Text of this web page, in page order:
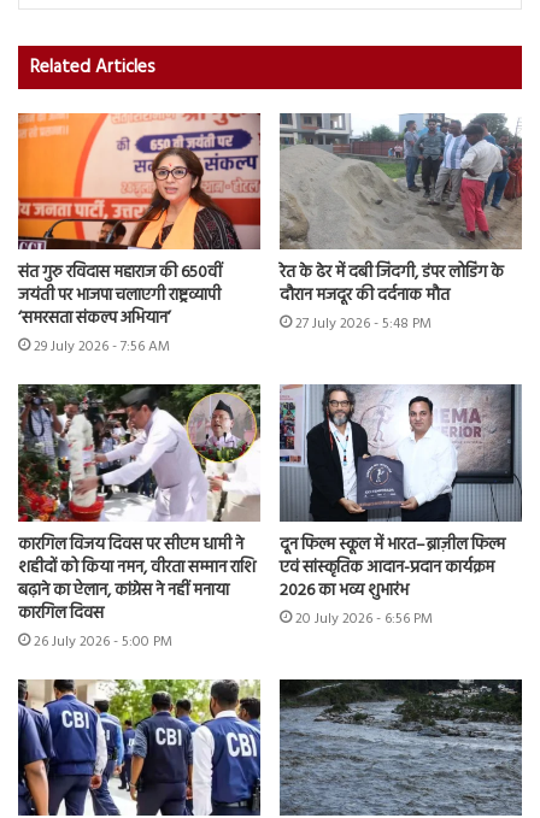
Related Articles
संत गुरु रविदास महाराज की 650वीं
जयंती पर भाजपा चलाएगी राष्ट्रव्यापी
‘समरसता संकल्प अभियान’
29 July 2026 - 7:56 AM
रेत के ढेर में दबी जिंदगी, डंपर लोडिंग के
दौरान मजदूर की दर्दनाक मौत
27 July 2026 - 5:48 PM
कारगिल विजय दिवस पर सीएम धामी ने
शहीदों को किया नमन, वीरता सम्मान राशि
बढ़ाने का ऐलान, कांग्रेस ने नहीं मनाया
कारगिल दिवस
26 July 2026 - 5:00 PM
दून फिल्म स्कूल में भारत–ब्राज़ील फिल्म
एवं सांस्कृतिक आदान-प्रदान कार्यक्रम
2026 का भव्य शुभारंभ
20 July 2026 - 6:56 PM